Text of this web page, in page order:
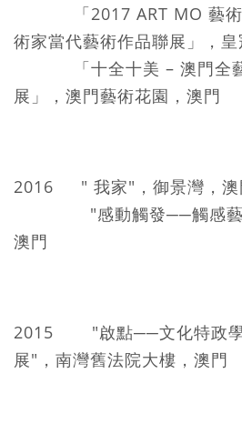
「2017 ART MO 藝術
術家當代藝術作品聯展」，
「十全十美 – 澳門全藝
展」，澳門藝術花園，澳門
2016 " 我家"，御景灣，澳
"感動觸發──觸感藝術
澳門
2015 "啟點──文化特政學
展"，南灣舊法院大樓，澳門